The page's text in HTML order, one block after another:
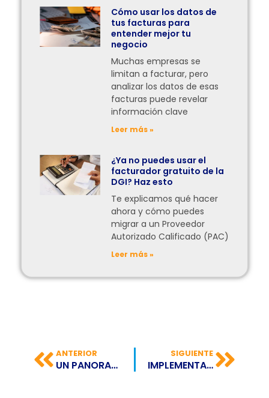
Cómo usar los datos de
tus facturas para
entender mejor tu
negocio
Muchas empresas se
limitan a facturar, pero
analizar los datos de esas
facturas puede revelar
información clave
Leer más »
¿Ya no puedes usar el
facturador gratuito de la
DGI? Haz esto
Te explicamos qué hacer
ahora y cómo puedes
migrar a un Proveedor
Autorizado Calificado (PAC)
Leer más »
ANTERIOR
UN PANORAMA GENERAL SOBRE LA BASURA ELECTRÓNICA
SIGUIENTE
IMPLEMENTACIÓN DEL EXPEDIENTE ELECTRÓNICO DE CONTROL MÓVIL EN PERÚ